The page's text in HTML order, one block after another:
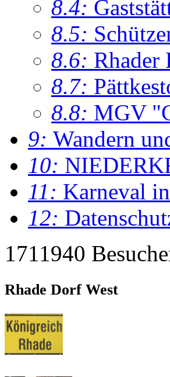
8.4:
8.5:
8.6: Rhader
8.7:
8.8: MGV
9: Wandern
10:
11: Karneval
12:
1711940
Rhade Dorf West